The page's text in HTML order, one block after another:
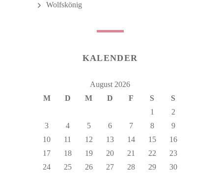
Wolfskönig
KALENDER
August 2026
M
D M D F S
S
1
2
3
4 5 6 7 8
9
10
11 12 13 14 15
16
17
18 19 20 21 22
23
24
25 26 27 28 29
30